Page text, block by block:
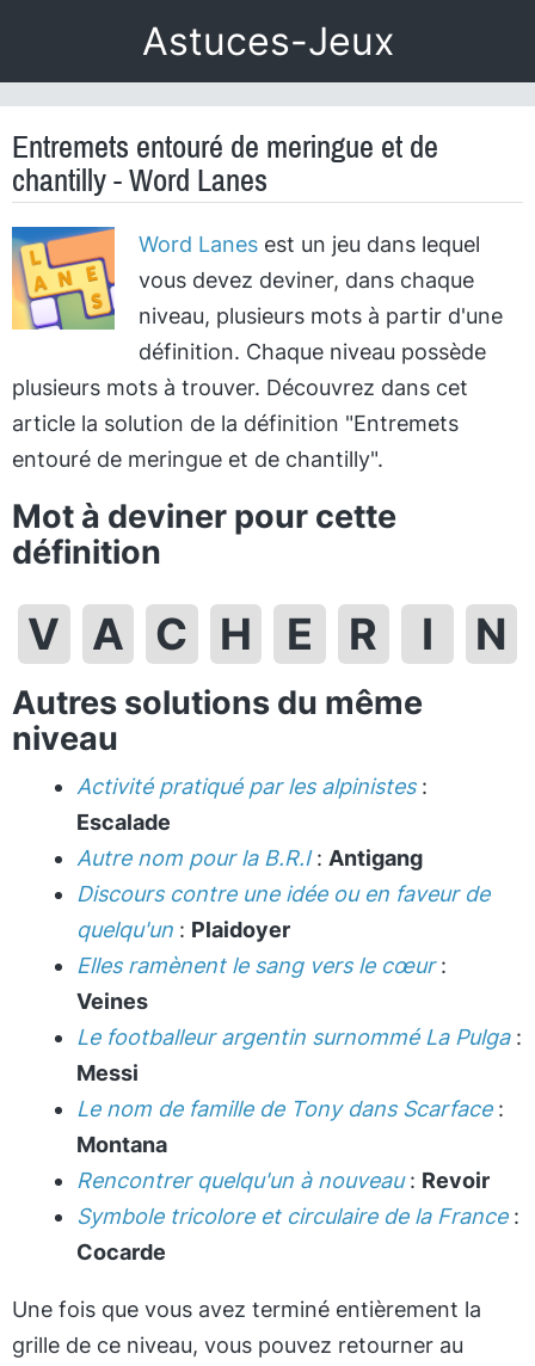
Astuces-Jeux
Entremets entouré de meringue et de
chantilly - Word Lanes
Word Lanesest un jeu dans lequel
vous devez deviner, dans chaque
niveau, plusieurs mots à partir d'une
définition. Chaque niveau possède
plusieurs mots à trouver. Découvrez dans cet
article la solution de la définition "Entremets
entouré de meringue et de chantilly".
Mot à deviner pour cette
définition
V A C H E R I N
Autres solutions du même
niveau
Activité pratiqué par les alpinistes:
Escalade
Autre nom pour la B.R.I: Antigang
Discours contre une idée ou en faveur de
quelqu'un : Plaidoyer
Elles ramènent le sang vers le cœur:
Veines
Le footballeur argentin surnommé La Pulga:
Messi
Le nom de famille de Tony dans Scarface:
Montana
Rencontrer quelqu'un à nouveau: Revoir
Symbole tricolore et circulaire de la France:
Cocarde
Une fois que vous avez terminé entièrement la
grille de ce niveau, vous pouvez retourner au